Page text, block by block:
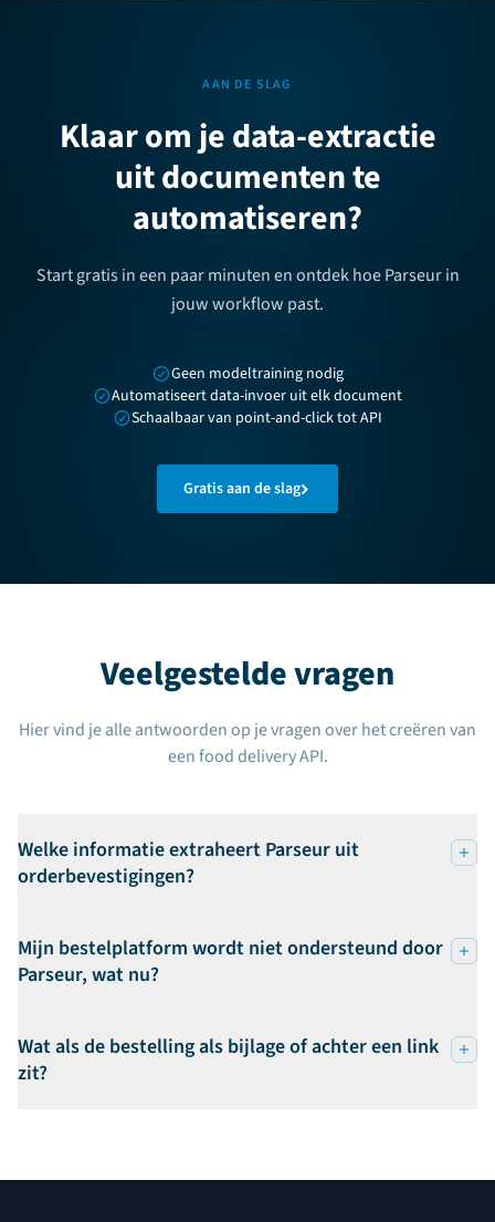
AAN DE SLAG
Klaar om je data-extractie
uit documenten te
automatiseren?
Start gratis in een paar minuten en ontdek hoe Parseur in
jouw workflow past.
Geen modeltraining nodig
Automatiseert data-invoer uit elk document
Schaalbaar van point-and-click tot API
Gratis aan de slag
Veelgestelde vragen
Hier vind je alle antwoorden op je vragen over het creëren van
een food delivery API.
Welke informatie extraheert Parseur uit
orderbevestigingen?
Mijn bestelplatform wordt niet ondersteund door
Parseur, wat nu?
Wat als de bestelling als bijlage of achter een link
zit?